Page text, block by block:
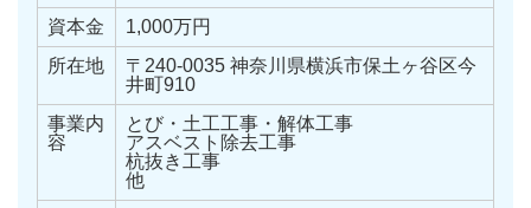
資本金
1,000万円
所在地
〒240-0035 神奈川県横浜市保土ヶ谷区今
井町910
事業内
容
とび・土工工事・解体工事
アスベスト除去工事
杭抜き工事
他